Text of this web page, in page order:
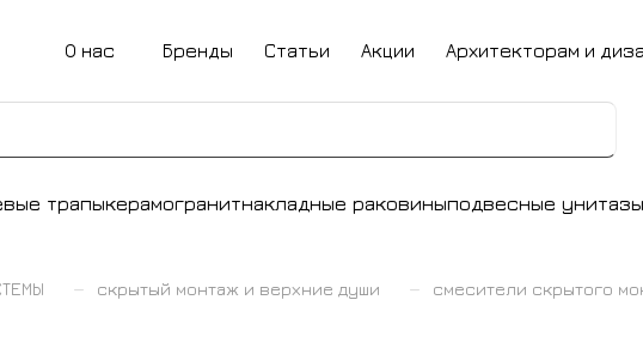
О нас Бренды Статьи Акции Архитекторам и
трапыкерамогранитнакладные раковиныподвесные унитазы
– скрытый монтаж и верхние души –
смесители скрытого